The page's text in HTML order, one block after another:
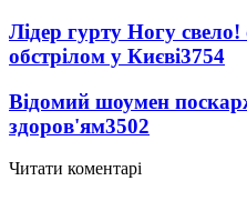
Лідер гурту Ногу
обстрілом у Києві3754
Відомий шоумен
здоров'ям3502
Читати коментарі